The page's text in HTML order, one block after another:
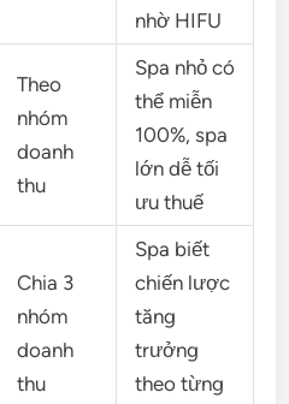
nhờ HIFU
Theo
nhóm
doanh
thu
Spa nhỏ có
thể miễn
100%, spa
lớn dễ tối
ưu thuế
Chia 3
nhóm
doanh
thu
Spa biết
chiến lược
tăng
trưởng
theo từng